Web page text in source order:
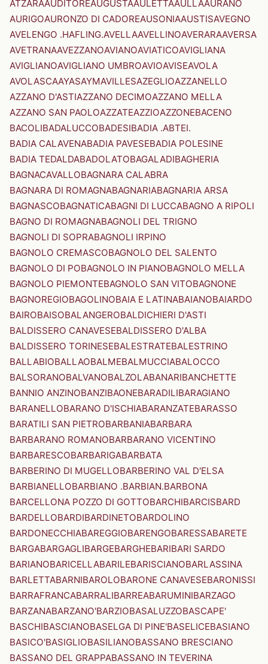
ATZARAAUDITOREAUGUSTAAULETTAAULLAAURANO
AURIGOAURONZO DI CADOREAUSONIAAUSTISAVEGNO
AVELENGO .HAFLING.AVELLAAVELLINOAVERARAAVERSA
AVETRANAAVEZZANOAVIANOAVIATICOAVIGLIANA
AVIGLIANOAVIGLIANO UMBROAVIOAVISEAVOLA
AVOLASCAAYASAYMAVILLESAZEGLIOAZZANELLO
AZZANO D'ASTIAZZANO DECIMOAZZANO MELLA
AZZANO SAN PAOLOAZZATEAZZIOAZZONEBACENO
BACOLIBADALUCCOBADESIBADIA .ABTEI.
BADIA CALAVENABADIA PAVESEBADIA POLESINE
BADIA TEDALDABADOLATOBAGALADIBAGHERIA
BAGNACAVALLOBAGNARA CALABRA
BAGNARA DI ROMAGNABAGNARIABAGNARIA ARSA
BAGNASCOBAGNATICABAGNI DI LUCCABAGNO A RIPOLI
BAGNO DI ROMAGNABAGNOLI DEL TRIGNO
BAGNOLI DI SOPRABAGNOLI IRPINO
BAGNOLO CREMASCOBAGNOLO DEL SALENTO
BAGNOLO DI POBAGNOLO IN PIANOBAGNOLO MELLA
BAGNOLO PIEMONTEBAGNOLO SAN VITOBAGNONE
BAGNOREGIOBAGOLINOBAIA E LATINABAIANOBAIARDO
BAIROBAISOBALANGEROBALDICHIERI D'ASTI
BALDISSERO CANAVESEBALDISSERO D'ALBA
BALDISSERO TORINESEBALESTRATEBALESTRINO
BALLABIOBALLAOBALMEBALMUCCIABALOCCO
BALSORANOBALVANOBALZOLABANARIBANCHETTE
BANNIO ANZINOBANZIBAONEBARADILIBARAGIANO
BARANELLOBARANO D'ISCHIABARANZATEBARASSO
BARATILI SAN PIETROBARBANIABARBARA
BARBARANO ROMANOBARBARANO VICENTINO
BARBARESCOBARBARIGABARBATA
BARBERINO DI MUGELLOBARBERINO VAL D'ELSA
BARBIANELLOBARBIANO .BARBIAN.BARBONA
BARCELLONA POZZO DI GOTTOBARCHIBARCISBARD
BARDELLOBARDIBARDINETOBARDOLINO
BARDONECCHIABAREGGIOBARENGOBARESSABARETE
BARGABARGAGLIBARGEBARGHEBARIBARI SARDO
BARIANOBARICELLABARILEBARISCIANOBARLASSINA
BARLETTABARNIBAROLOBARONE CANAVESEBARONISSI
BARRAFRANCABARRALIBARREABARUMINIBARZAGO
BARZANABARZANO'BARZIOBASALUZZOBASCAPE'
BASCHIBASCIANOBASELGA DI PINE'BASELICEBASIANO
BASICO'BASIGLIOBASILIANOBASSANO BRESCIANO
BASSANO DEL GRAPPABASSANO IN TEVERINA